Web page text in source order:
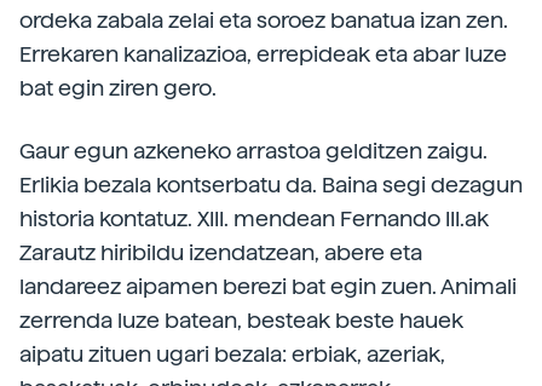
ordeka zabala zelai eta soroez banatua izan zen.
Errekaren kanalizazioa, errepideak eta abar luze
bat egin ziren gero.
Gaur egun azkeneko arrastoa gelditzen zaigu.
Erlikia bezala kontserbatu da. Baina segi dezagun
historia kontatuz. XIII. mendean Fernando III.ak
Zarautz hiribildu izendatzean, abere eta
landareez aipamen berezi bat egin zuen. Animali
zerrenda luze batean, besteak beste hauek
aipatu zituen ugari bezala: erbiak, azeriak,